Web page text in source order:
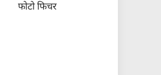
फोटो फिचर